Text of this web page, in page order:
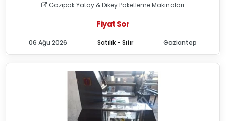
Gazipak Yatay & Dikey Paketleme Makinaları
Fiyat Sor
Satılık - Sıfır
06 Ağu 2026 Gaziantep